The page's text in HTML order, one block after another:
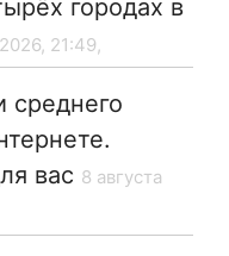
городах в
21:49,
среднего
вас 8 августа